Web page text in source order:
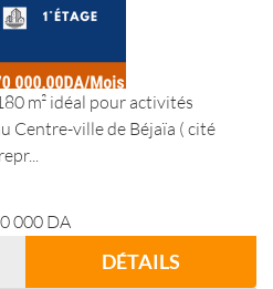
m² idéal pour activités
Centre-ville de Béjaïa ( cité
000 DA
DÉTAILS